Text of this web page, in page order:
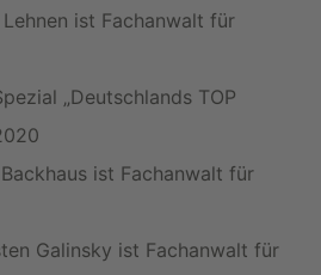
ist Fachanwalt für
„Deutschlands TOP
ist Fachanwalt für
Galinsky ist Fachanwalt für